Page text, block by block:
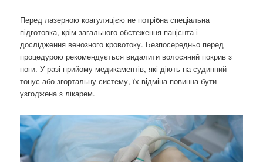
Перед лазерною коагуляцією не потрібна спеціальна
підготовка, крім загального обстеження пацієнта і
дослідження венозного кровотоку. Безпосередньо перед
процедурою рекомендується видалити волосяний покрив з
ноги. У разі прийому медикаментів, які діють на судинний
тонус або згортальну систему, їх відміна повинна бути
узгоджена з лікарем.